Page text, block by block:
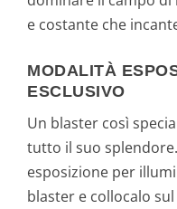
e costante che
MODALITÀ
ESCLUSIVO
Un blaster così
tutto il suo
esposizione per
blaster e collocalo